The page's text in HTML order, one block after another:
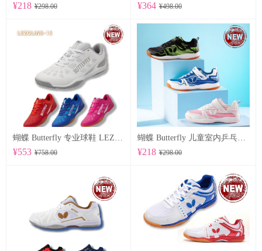
¥218 ¥298.00 ¥364 ¥498.00
蝴蝶 Butterfly 专业球鞋 LEZOLINE-15
¥553 ¥758.00
蝴蝶 Butterfly 儿童室内乒乓球鞋 CHD-7
¥218 ¥298.00